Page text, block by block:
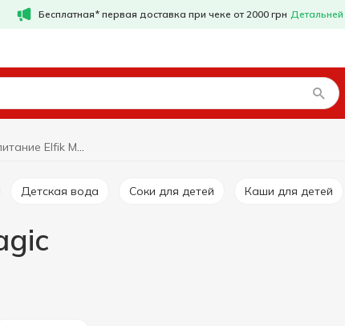
Бесплатная* первая доставка при чеке от 2000 грн Детальней
Детское питание Elfik Magic
Детская вода Соки для детей Каши для детей